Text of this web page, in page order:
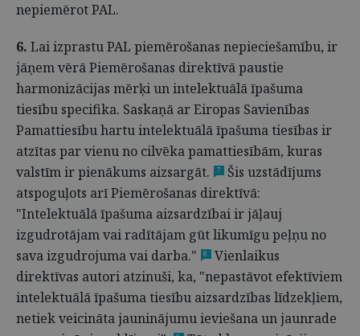
nepiemērot PAL.
6. Lai izprastu PAL piemērošanas nepieciešamību, ir
jāņem vērā Piemērošanas direktīvā paustie
harmonizācijas mērķi un intelektuālā īpašuma
tiesību specifika. Saskaņā ar Eiropas Savienības
Pamattiesību hartu intelektuālā īpašuma tiesības ir
atzītas par vienu no cilvēka pamattiesībām, kuras
valstīm ir pienākums aizsargāt.
7
Šis uzstādījums
atspoguļots arī Piemērošanas direktīvā:
"Intelektuālā īpašuma aizsardzībai ir jāļauj
izgudrotājam vai radītājam gūt likumīgu peļņu no
sava izgudrojuma vai darba."
8
Vienlaikus
direktīvas autori atzinuši, ka, "nepastāvot efektīviem
intelektuālā īpašuma tiesību aizsardzības līdzekļiem,
netiek veicināta jauninājumu ieviešana un jaunrade